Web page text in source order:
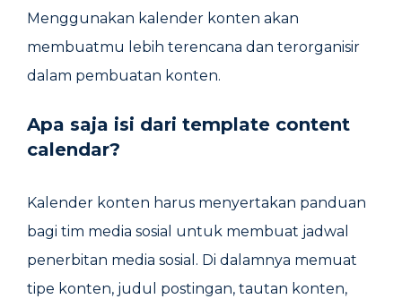
Menggunakan kalender konten akan
membuatmu lebih terencana dan terorganisir
dalam pembuatan konten.
Apa saja isi dari template content
calendar?
Kalender konten harus menyertakan panduan
bagi tim media sosial untuk membuat jadwal
penerbitan media sosial. Di dalamnya memuat
tipe konten, judul postingan, tautan konten,